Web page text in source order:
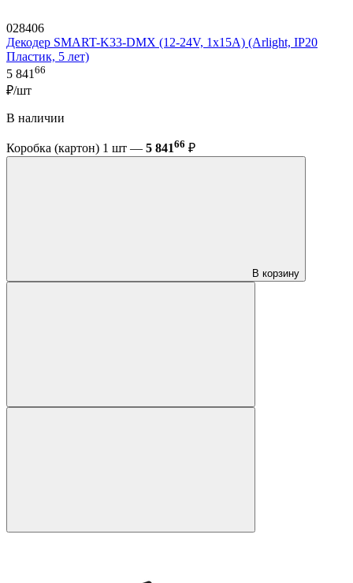
028406
Декодер SMART-K33-DMX (12-24V, 1x15A) (Arlight, IP20
Пластик, 5 лет)
5 841 66
₽/шт
В наличии
Коробка (картон) 1 шт — 5 84166 ₽
В корзину